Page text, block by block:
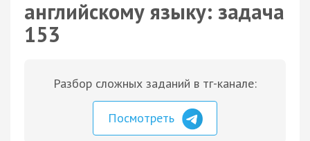
английскому языку: задача
153
Разбор сложных заданий в тг-канале:
Посмотреть